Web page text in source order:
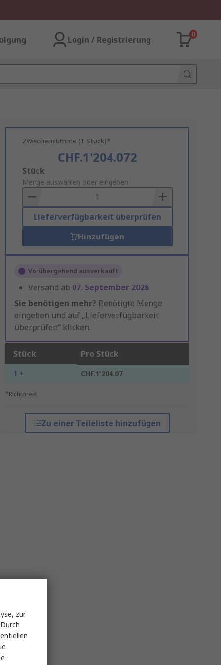
Login / Registrierung
0
Zwischensumme (1 Stück)*
CHF.1'204.072
Add
to
Basket
Stück
Menge auswählen oder eingeben
Lieferverfügbarkeit überprüfen
Hinzufügen
Vorübergehend ausverkauft
Versand ab 07. September 2026
Sie benötigen mehr? Benötigte Menge
eingeben und auf „Lieferverfügbarkeit
überprüfen“ klicken.
Stück Pro Stück
1 + CHF.1'204.07
*Richtpreis
Zu einer Teileliste hinzufügen
zur